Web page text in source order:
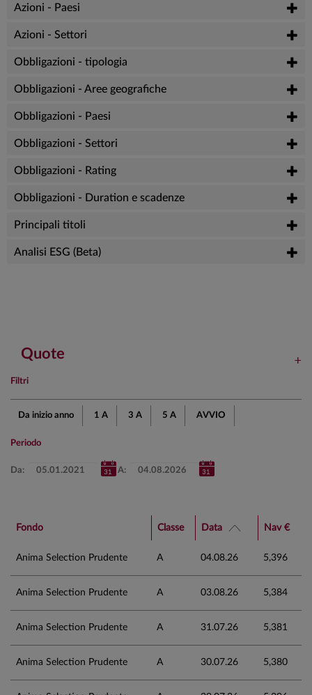
Azioni - Paesi
Azioni - Settori
Obbligazioni - tipologia
Obbligazioni - Aree geografiche
Obbligazioni - Paesi
Obbligazioni - Settori
Obbligazioni - Rating
Obbligazioni - Duration e scadenze
Principali titoli
Analisi ESG (Beta)
Quote
Filtri
Da inizio anno 1 A 3 A 5 A AVVIO
Periodo
Da: A:
Fondo Classe Data Nav €
Anima Selection Prudente A 04.08.26 5,396
Anima Selection Prudente A 03.08.26 5,384
Anima Selection Prudente A 31.07.26 5,381
Anima Selection Prudente A 30.07.26 5,380